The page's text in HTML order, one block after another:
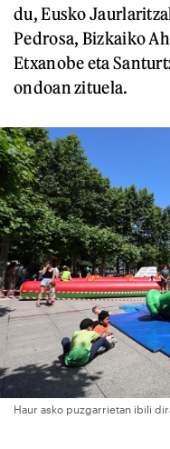
du, Eusko
Pedrosa, Bizkaiko
Etxanobe eta
ondoan zituela.
Haur asko puzgarrietan ibili